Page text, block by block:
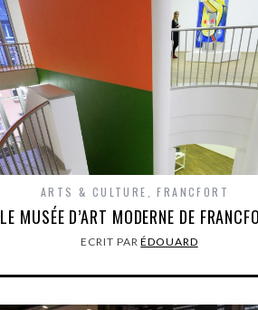
ARTS & CULTURE ,FRANCFORT
LE MUSÉE D’ART MODERNE DE
ECRIT PARÉDOUARD